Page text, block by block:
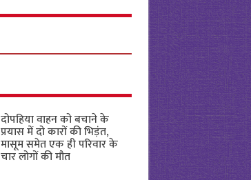
दोपहिया वाहन को बचाने के
प्रयास में दो कारों की भिड़ंत,
मासूम समेत एक ही परिवार के
चार लोगों की मौत